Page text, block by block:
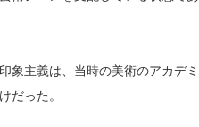
象主義は、当時の美術のアカデミ
だった。